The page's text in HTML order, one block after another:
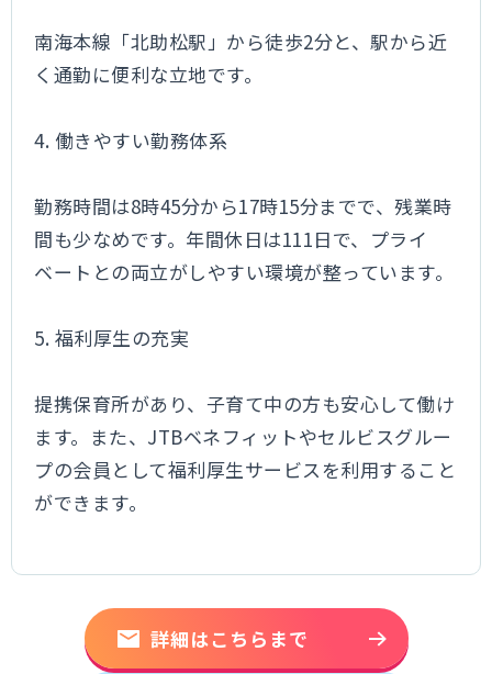
南海本線「北助松駅」から徒歩2分と、駅から近
く通勤に便利な立地です。
4. 働きやすい勤務体系
勤務時間は8時45分から17時15分までで、残業時
間も少なめです。年間休日は111日で、プライ
ベートとの両立がしやすい環境が整っています。
5. 福利厚生の充実
提携保育所があり、子育て中の方も安心して働け
ます。また、JTBベネフィットやセルビスグルー
プの会員として福利厚生サービスを利用すること
ができます。
詳細はこちらまで